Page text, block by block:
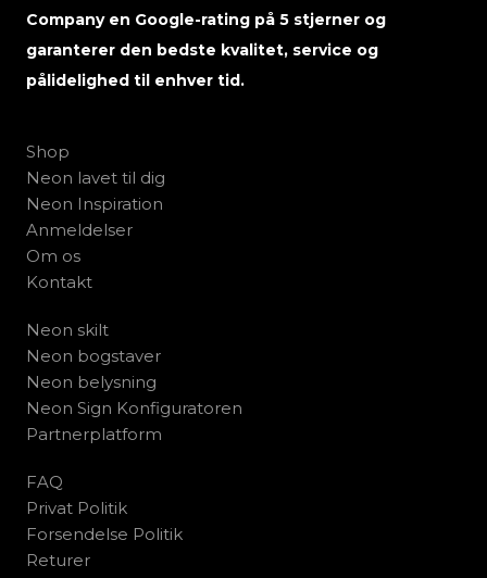
Company en Google-rating på 5 stjerner og
garanterer den bedste kvalitet, service og
pålidelighed til enhver tid.
Shop
Neon lavet til dig
Neon Inspiration
Anmeldelser
Om os
Kontakt
Neon skilt
Neon bogstaver
Neon belysning
Neon Sign Konfiguratoren
Partnerplatform
FAQ
Privat Politik
Forsendelse Politik
Returer